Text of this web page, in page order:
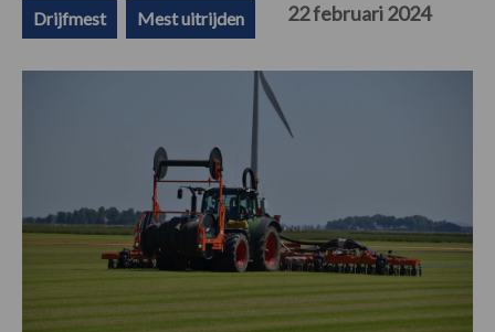
Drijfmest Mest uitrijden 22 februari 2024